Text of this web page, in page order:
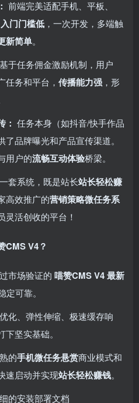
前端完美适配手机、平板、
门门槛低 ，一次开发，多端触
新简单。
基于任务佣金激励机制，用户
任务和平台，​ 传播能力强 ，形
：​ 任务本身（如抖音/快手作品
品牌曝光和产品宣传渠道。
用户的流畅互动体验桥梁。
一套系统，既是站长站长轻松赚
高效推广的营销策略微任务系
灵活创收的平台！
CMS V4？
市场验证的 喵赞CMS V4 最新
定可靠。
化、弹性伸缩、极速缓存响
坚实基础。
的手机微任务悬赏商业模式和
速启动并实现站长轻松赚钱。
的安装部署文档